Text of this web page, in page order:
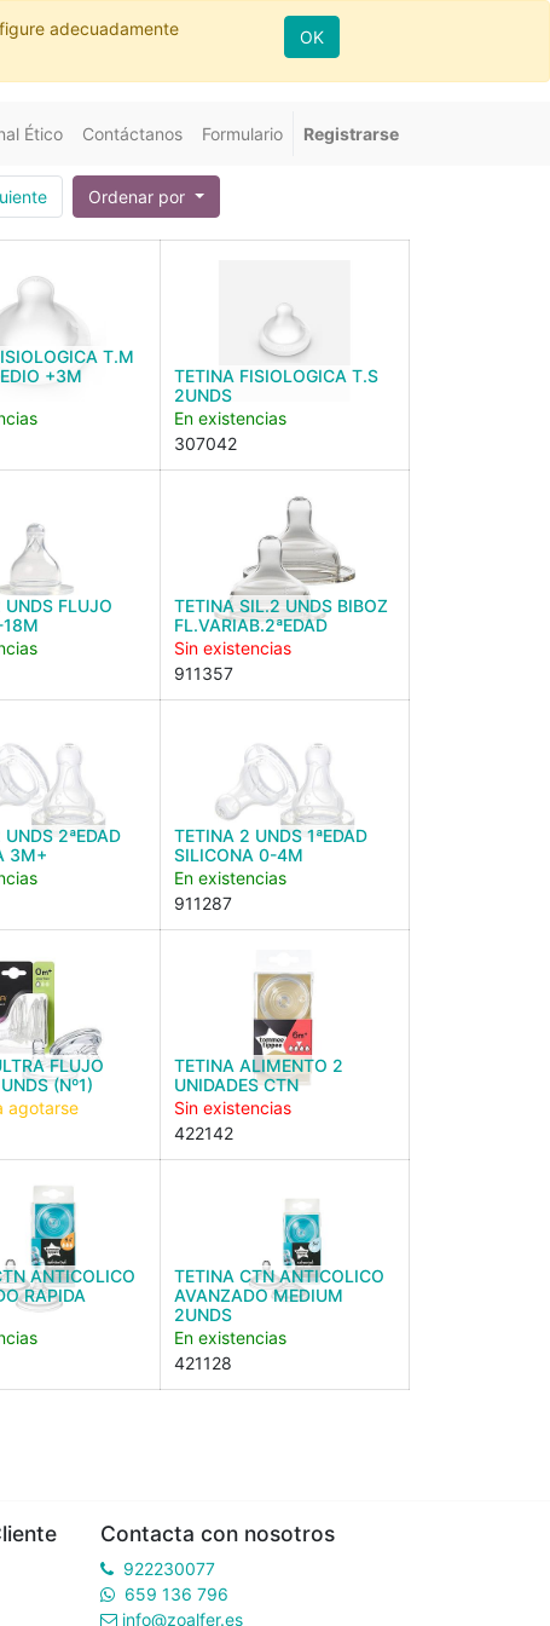
adecuadamente
OK
Ético Contáctanos Formulario Registrarse
Ordenar por
T.M
+3M
TETINA FISIOLOGICA T.S
2UNDS
En existencias
307042
FLUJO
18M
TETINA SIL.2 UNDS BIBOZ
FL.VARIAB.2ªEDAD
Sin existencias
911357
2ªEDAD
3M+
TETINA 2 UNDS 1ªEDAD
SILICONA 0-4M
En existencias
911287
FLUJO
(Nº1)
agotarse
TETINA ALIMENTO 2
UNIDADES CTN
Sin existencias
422142
ANTICOLICO
RAPIDA
TETINA CTN ANTICOLICO
AVANZADO MEDIUM
2UNDS
En existencias
421128
Contacta con nosotros
922230077
659 136 796
info@zoalfer.es